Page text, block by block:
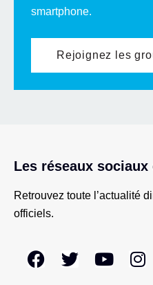
smartphone.
Rejoignez les
Les réseaux
Retrouvez toute l’actualité
officiels.